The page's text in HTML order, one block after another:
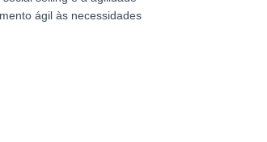
ágil às necessidades